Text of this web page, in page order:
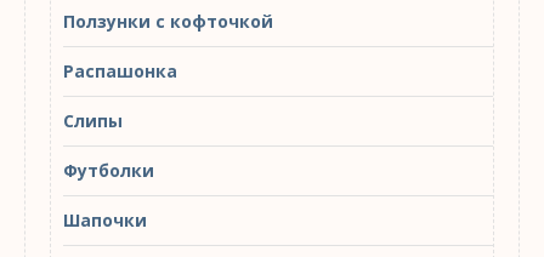
Ползунки с кофточкой
Распашонка
Слипы
Футболки
Шапочки